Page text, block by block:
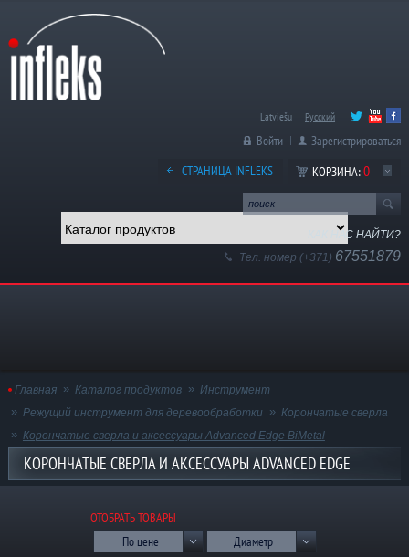
Latviešu Русский
Войти
Зарегистрироваться
СТРАНИЦА INFLEKS
КОРЗИНА:0
КАК НАС НАЙТИ?
Тел. номер (+371) 67551879
Главная Каталог продуктов
Инструмент
Режущий инструмент для деревообработки
Корончатые сверла
Корончатые сверла и аксессуары Advanced Edge BiMetal
КОРОНЧАТЫЕ СВЕРЛА И АКСЕССУАРЫ ADVANCED EDGE
ОТОБРАТЬ ТОВАРЫ
По цене
Диаметр